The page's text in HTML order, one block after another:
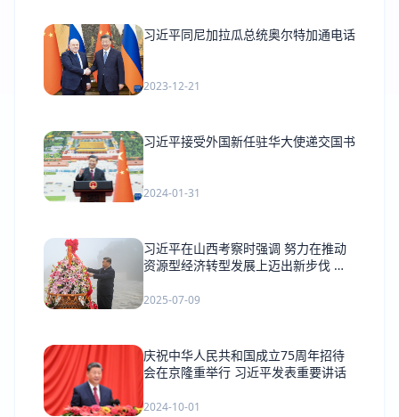
习近平同尼加拉瓜总统奥尔特加通电话
2023-12-21
习近平接受外国新任驻华大使递交国书
2024-01-31
习近平在山西考察时强调 努力在推动
资源型经济转型发展上迈出新步伐 奋
章
2025-07-09
庆祝中华人民共和国成立75周年招待
会在京隆重举行 习近平发表重要讲话
2024-10-01